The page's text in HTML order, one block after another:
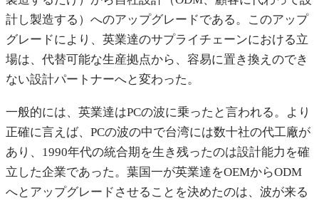
計し製造する）へのアップグレードである。このアップ
グレードにより、英業達のサプライチェーンにおける立
場は、代替可能な生産拠点から、容易に置き換えのでき
ない設計パートナーへと変わった。
一般的には、英業達はPCの波に乗ったと言われる。より
正確に言えば、PCの波の中で台湾には数十社の代工廠が
あり、1990年代の統合期を生き残ったのは設計能力を確
立した企業であった。葉国一が英業達をOEMからODM
へとアップグレードさせることを決めたのは、波が来る